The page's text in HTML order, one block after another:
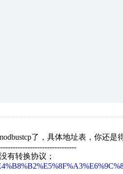
了，具体地址表，你还是
有转换协议；